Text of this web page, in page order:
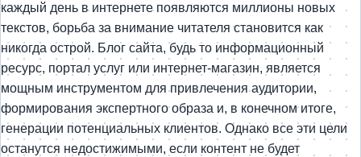
каждый день в интернете появляются миллионы новых
текстов, борьба за внимание читателя становится как
никогда острой. Блог сайта, будь то информационный
ресурс, портал услуг или интернет-магазин, является
мощным инструментом для привлечения аудитории,
формирования экспертного образа и, в конечном итоге,
генерации потенциальных клиентов. Однако все эти цели
останутся недостижимыми, если контент не будет